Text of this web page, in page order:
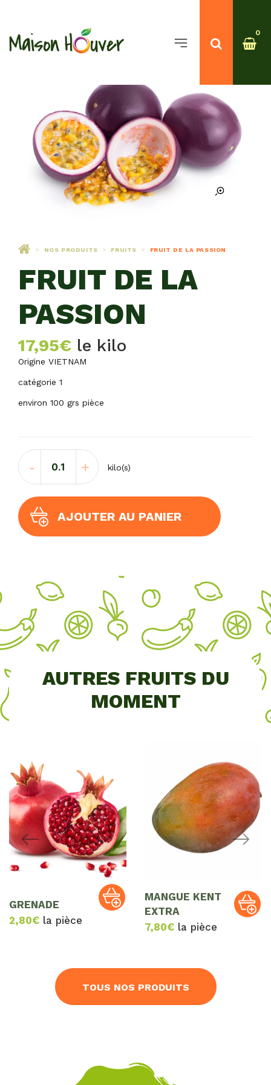
0
> NOS PRODUITS > FRUITS > FRUIT DE LA PASSION
FRUIT DE LA
PASSION
17,95€ le kilo
Origine VIETNAM
catégorie 1
environ 100 grs pièce
-
quantité
de
FRUIT
DE
LA
PASSION
+ kilo(s)
AJOUTER AU PANIER
AUTRES FRUITS DU
MOMENT
GRENADE
2,80€ la pièce
MANGUE KENT
EXTRA
7,80€ la pièce
TOUS NOS PRODUITS